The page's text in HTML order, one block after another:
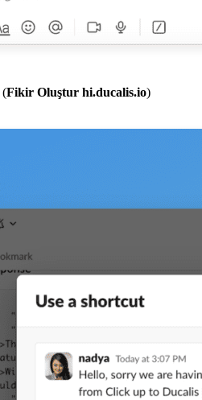
(Fikir Oluştur hi.ducalis.io)